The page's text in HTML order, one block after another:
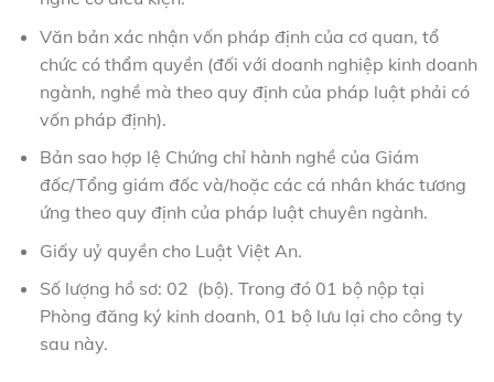
Văn bản xác nhận vốn pháp định của cơ quan, tổ
chức có thẩm quyền (đối với doanh nghiệp kinh doanh
ngành, nghề mà theo quy định của pháp luật phải có
vốn pháp định).
Bản sao hợp lệ Chứng chỉ hành nghề của Giám
đốc/Tổng giám đốc và/hoặc các cá nhân khác tương
ứng theo quy định của pháp luật chuyên ngành.
Giấy uỷ quyền cho Luật Việt An.
Số lượng hồ sơ: 02 (bộ). Trong đó 01 bộ nộp tại
Phòng đăng ký kinh doanh, 01 bộ lưu lại cho công ty
sau này.